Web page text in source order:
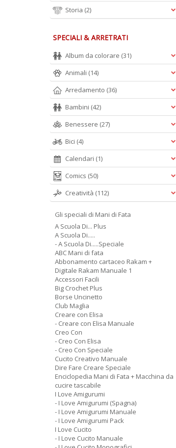
Digitale
3.00 €
Geometrie, La Magia Dei
Trafori
5.90 € 3.00 €
CUCITO SPECIALE N.5
Digitale
2.50 €
PIU MAGLIA BIMBI MANUALE N.3
Moda Bimbi 4_12 Anni
Storia (2)
SPECIALI & ARRETRATI
Album da colorare (31)
Animali (14)
Arredamento (36)
Bambini (42)
Benessere (27)
Bici (4)
Calendari (1)
Comics (50)
Creatività (112)
Gli speciali di Mani di Fata
A Scuola Di... Plus
A Scuola Di.....
- A Scuola Di.....Speciale
ABC Mani di fata
Abbonamento cartaceo Rakam +
Digitale Rakam Manuale 1
Accessori Facili
Big Crochet Plus
Borse Uncinetto
Club Maglia
Creare con Elisa
- Creare con Elisa Manuale
Creo Con
- Creo Con Elisa
- Creo Con Speciale
Cucito Creativo Manuale
Dire Fare Creare Speciale
Enciclopedia Mani di Fata + Macchina da
cucire tascabile
I Love Amigurumi
- I Love Amigurumi (Spagna)
- I Love Amigurumi Manuale
- I Love Amigurumi Pack
I Love Cucito
- I Love Cucito Manuale